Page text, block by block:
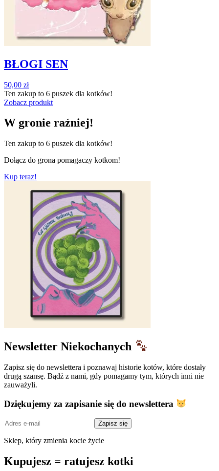
BŁOGI SEN
50,00 zł
Ten zakup to 6 puszek dla kotków!
Zobacz produkt
W gronie raźniej!
Ten zakup to 6 puszek dla kotków!
Dołącz do grona pomagaczy kotkom!
Kup teraz!
Newsletter Niekochanych
Zapisz się do newslettera i poznawaj historie kotów, które dostały
drugą szansę. Bądź z nami, gdy pomagamy tym, których inni nie
zauważyli.
Dziękujemy za zapisanie się do newslettera
Adres
mail
Zapisz się
Sklep, który zmienia kocie życie
Kupujesz = ratujesz kotki